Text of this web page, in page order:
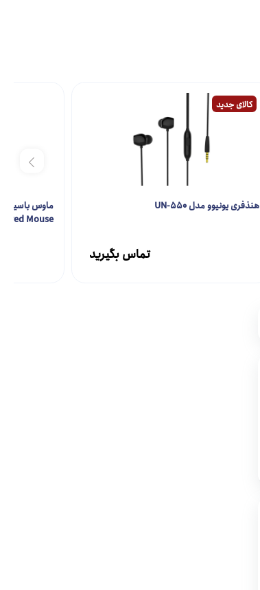
کالای جدید
هنذفری یونیوو مدل UN-550
تماس بگیرید
Mouse